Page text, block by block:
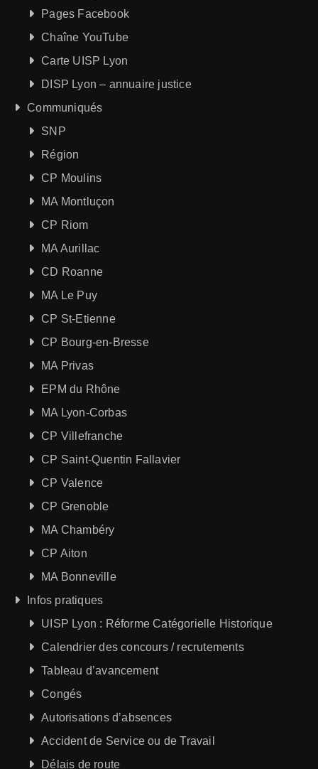
Pages Facebook
Chaîne YouTube
Carte UISP Lyon
DISP Lyon – annuaire justice
Communiqués
SNP
Région
CP Moulins
MA Montluçon
CP Riom
MA Aurillac
CD Roanne
MA Le Puy
CP St-Etienne
CP Bourg-en-Bresse
MA Privas
EPM du Rhône
MA Lyon-Corbas
CP Villefranche
CP Saint-Quentin Fallavier
CP Valence
CP Grenoble
MA Chambéry
CP Aiton
MA Bonneville
Infos pratiques
UISP Lyon : Réforme Catégorielle Historique
Calendrier des concours / recrutements
Tableau d’avancement
Congés
Autorisations d’absences
Accident de Service ou de Travail
Délais de route